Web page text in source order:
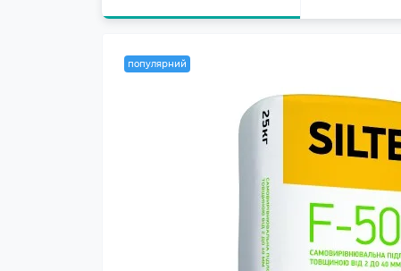
популярний